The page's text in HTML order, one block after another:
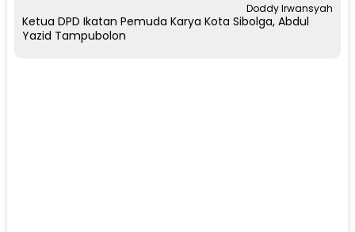
Doddy Irwansyah
Ketua DPD Ikatan Pemuda Karya Kota Sibolga, Abdul
Yazid Tampubolon